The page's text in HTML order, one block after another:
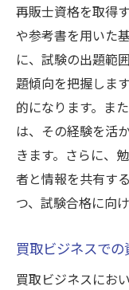
買取再
再販士
買取再
買取再
買取再販事
買取再
買取再
買取再
事業成
買取再
再販士資格を取得
や参考書を用いた
に、試験の出題範
題傾向を把握しま
的になります。ま
は、その経験を活
きます。さらに、
者と情報を共有す
つ、試験合格に向
買取ビジネスで
買取ビジネスにお